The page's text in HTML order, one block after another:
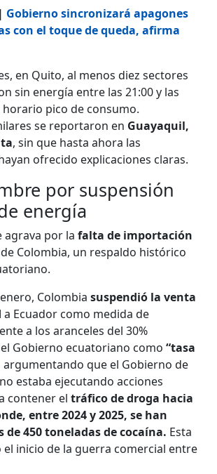
Gobierno sincronizará apagones
con el toque de queda, afirma
en Quito, al menos diez sectores
sin energía entre las 21:00 y las
horario pico de consumo.
se reportaron en Guayaquil,
, sin que hasta ahora las
ofrecido explicaciones claras.
por suspensión
energía
agrava por la falta de importación
Colombia, un respaldo histórico
Colombiasuspendió la venta
a Ecuador como medida de
a los aranceles del 30%
Gobierno ecuatoriano como “tasa
argumentando que el Gobierno de
estaba ejecutando acciones
contener el tráfico de droga hacia
entre 2024 y 2025, se han
de 450 toneladas de cocaína. Esta
inicio de la guerra comercial entre